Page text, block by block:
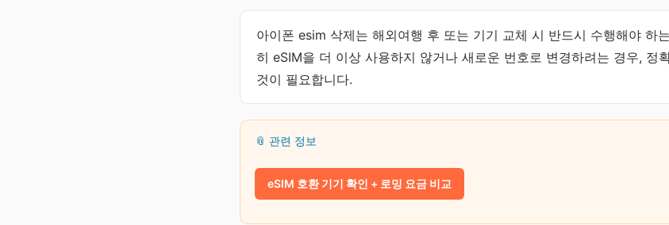
아이폰 esim 삭제는 해외여행 후 또는 기기 교체 시 반드시 수행해야 하
히 eSIM을 더 이상 사용하지 않거나 새로운 번호로 변경하려는 경우, 정
것이 필요합니다.
📎 관련 정보
eSIM 호환 기기 확인 + 로밍 요금 비교